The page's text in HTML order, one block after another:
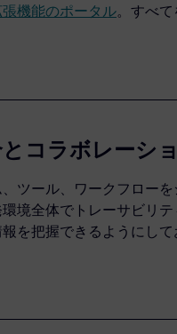
張機能のポータル。すべて
コラボレーシ
ツール、ワークフロー
環境全体でトレーサビリ
を把握できるようにして